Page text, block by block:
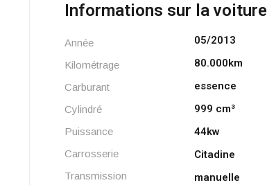
Informations sur la voiture
Année
Kilométrage
Carburant
Cylindré
Puissance
Carrosserie
Transmission
05/2013
80.000km
essence
999 cm³
44kw
Citadine
manuelle